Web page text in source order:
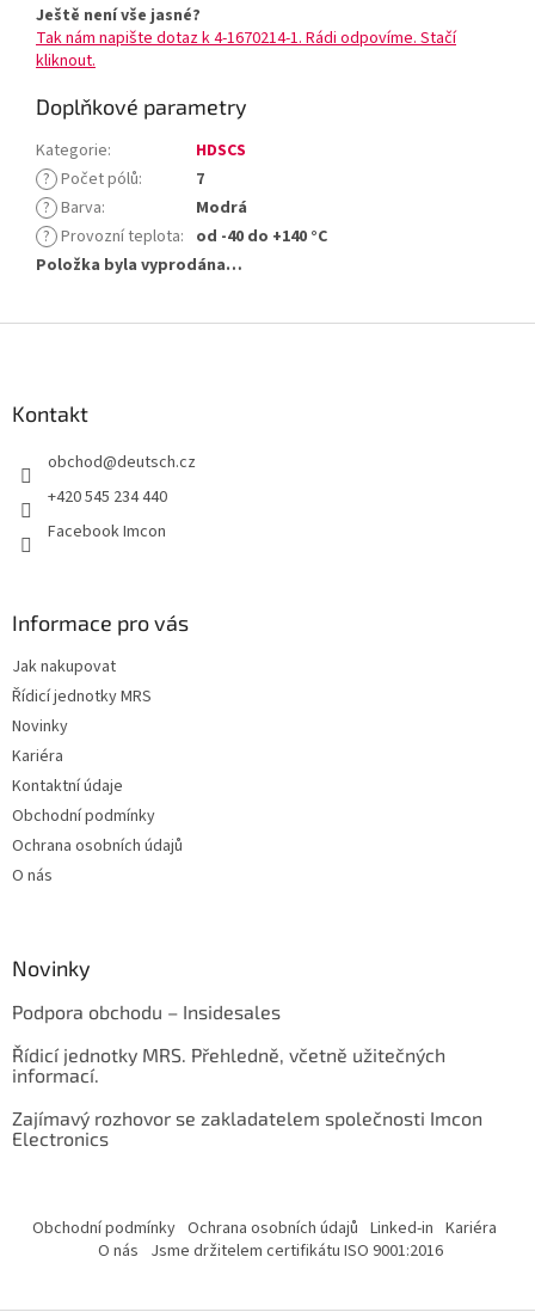
Ještě není vše jasné?
Tak nám napište dotaz k 4-1670214-1. Rádi odpovíme. Stačí
kliknout.
Doplňkové parametry
Kategorie:
HDSCS
? Počet pólů:
7
? Barva:
Modrá
? Provozní teplota: od -40 do +140 °C
Položka byla vyprodána…
Kontakt
obchod@deutsch.cz
+420 545 234 440
Facebook Imcon
Informace pro vás
Jak nakupovat
Řídicí jednotky MRS
Novinky
Kariéra
Kontaktní údaje
Obchodní podmínky
Ochrana osobních údajů
O nás
Novinky
Podpora obchodu – Insidesales
Řídicí jednotky MRS. Přehledně, včetně užitečných
informací.
Zajímavý rozhovor se zakladatelem společnosti Imcon
Electronics
Obchodní podmínky Ochrana osobních údajů Linked-in Kariéra
O nás Jsme držitelem certifikátu ISO 9001:2016